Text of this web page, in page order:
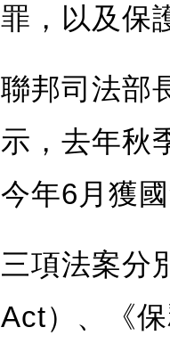
罪，以及保
聯邦司法部
示，去年秋
今年6月獲
三項法案分
Act）、《